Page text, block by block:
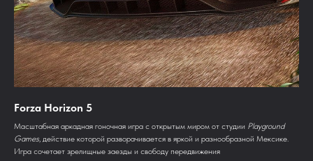
Forza Horizon 5
Масштабная аркадная гоночная игра с открытым миром от студии Playground
Games, действие которой разворачивается в яркой и разнообразной Мексике.
Игра сочетает зрелищные заезды и свободу передвижения